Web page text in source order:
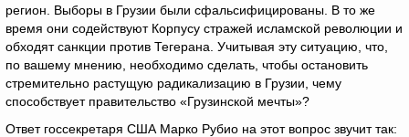
регион. Выборы в Грузии были сфальсифицированы. В то же
время они содействуют Корпусу стражей исламской революции и
обходят санкции против Тегерана. Учитывая эту ситуацию, что,
по вашему мнению, необходимо сделать, чтобы остановить
стремительно растущую радикализацию в Грузии, чему
способствует правительство «Грузинской мечты»?
Ответ госсекретаря США Марко Рубио на этот вопрос звучит так: